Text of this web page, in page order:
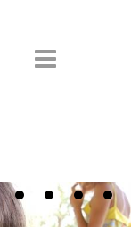
Search